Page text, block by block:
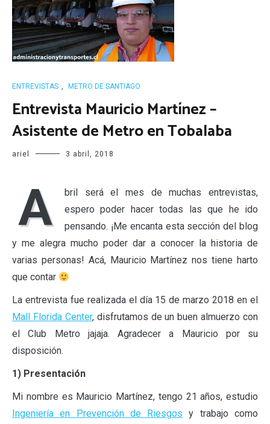
ENTREVISTAS , METRO DE SANTIAGO
Entrevista Mauricio Martínez –
Asistente de Metro en Tobalaba
ariel 3 abril, 2018
A
bril será el mes de muchas entrevistas,
espero poder hacer todas las que he ido
pensando. ¡Me encanta esta sección del blog
y me alegra mucho poder dar a conocer la historia de
varias personas! Acá, Mauricio Martínez nos tiene harto
que contar
La entrevista fue realizada el día 15 de marzo 2018 en el
Mall Florida Center, disfrutamos de un buen almuerzo con
el Club Metro jajaja. Agradecer a Mauricio por su
disposición.
1) Presentación
Mi nombre es Mauricio Martínez, tengo 21 años, estudio
Ingeniería en Prevención de Riesgos y trabajo como